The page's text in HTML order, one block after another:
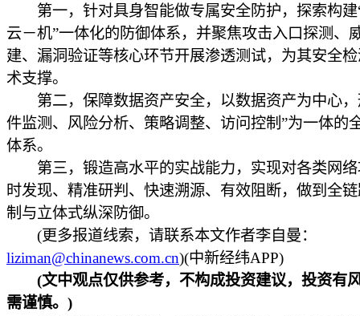
第一，针对具身智能做专属安全防护，探索构建
云－机”一体化的防御体系，并聚焦攻击入口探测、
建、漏洞验证等核心环节开展渗透测试，为其安全
术支撑。
第二，保障数据资产安全，以数据资产为中心，
件监测、风险分析、策略调整、访问控制”为一体的
体系。
第三，锻造高水平的实战能力，实现对各类网络
时发现、精准研判、快速溯源、有效阻断，做到全
制与立体式纵深防御。
(更多报道线索，请联系本文作者李自曼：
liziman@chinanews.com.cn)(中新经纬APP)
(文中观点仅供参考，不构成投资建议，投资有
需谨慎。)